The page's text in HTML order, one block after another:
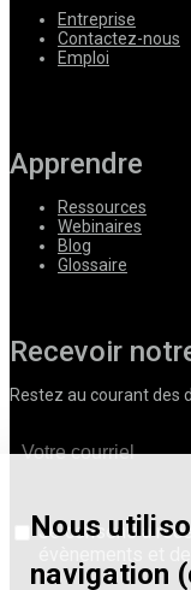
Nous
navigation
Entreprise
Contactez-nous
Emploi
Apprendre
Ressources
Webinaires
Blog
Glossaire
Recevoir
Restez au courant des
Je consens à